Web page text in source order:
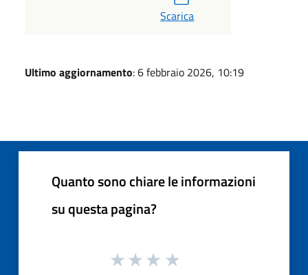
Scarica
Ultimo aggiornamento: 6 febbraio 2026, 10:19
Quanto sono chiare le informazioni
su questa pagina?